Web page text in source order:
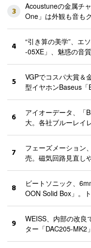
3
Acoustuneの金属チ
One」は外観も音も
4
“引き算の美学”、エ
-05XE」、魅惑の音
5
VGPでコスパ大賞＆
型イヤホンBaseus「
6
アイオーデータ、「
大。各社ブルーレイ
7
フェーズメーション
売。磁気回路見直し
8
ビートソニック、
OON Solid Box」。
9
WEISS、内部の改良
ター「DAC205-MK2」